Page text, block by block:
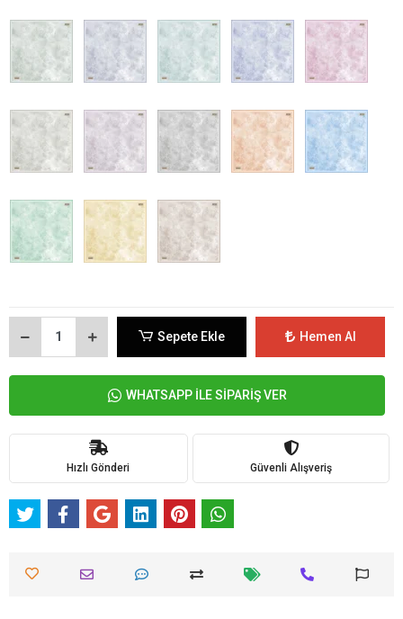
Sepete Ekle Hemen Al
WHATSAPP İLE SİPARİŞ VER
Hızlı Gönderi Güvenli Alışveriş